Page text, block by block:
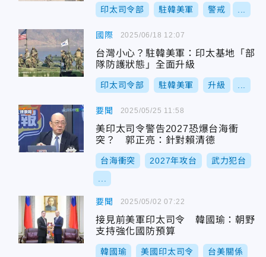
印太司令部 駐韓美軍 警戒
國際
台灣小心？駐韓美軍：印太基地「部
隊防護狀態」全面升級
印太司令部 駐韓美軍 升級
2025/06/18 12:07
要聞
美印太司令警告2027恐爆台海衝
突？ 郭正亮：針對賴清德
台海衝突 2027年攻台 武力犯台
2025/05/25 11:58
要聞
接見前美軍印太司令 韓國瑜：朝野
支持強化國防預算
韓國瑜 美國印太司令 台美關係
2025/05/02 07:22